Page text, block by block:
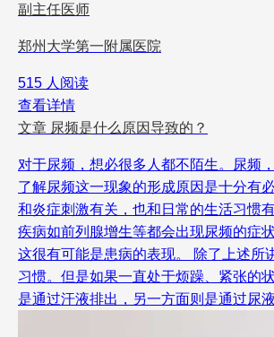
副主任医师
郑州大学第一附属医院
515 人阅读
查看详情
文章 尿频是什么原因导致的？
对于尿频，想必很多人都不陌生。尿频
了解尿频这一现象的形成原因是十分有
和炎症刺激有关，也和日常的生活习惯
疾病如前列腺增生等都会出现尿频的症
这很有可能是患病的表现。 除了上述所
习惯。但是如果一直处于烦躁、紧张的
是通过汗液排出，另一方面则是通过尿